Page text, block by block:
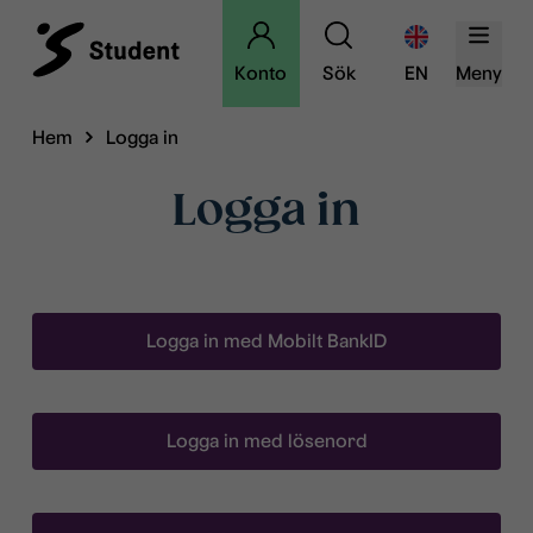
Konto Sök EN Meny
Hem Logga in
Logga in
Logga in med Mobilt BankID
Logga in med lösenord